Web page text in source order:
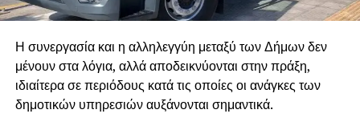
Η συνεργασία και η αλληλεγγύη μεταξύ των Δήμων δεν
μένουν στα λόγια, αλλά αποδεικνύονται στην πράξη,
ιδιαίτερα σε περιόδους κατά τις οποίες οι ανάγκες των
δημοτικών υπηρεσιών αυξάνονται σημαντικά.